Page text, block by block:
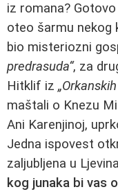
iz romana?
oteo šarmu nekog
bio misteriozni
predrasuda“, za
Hitklif iz
maštali o Knezu
Ani Karenjinoj,
Jedna ispovest
zaljubljena u
kog junaka bi vas